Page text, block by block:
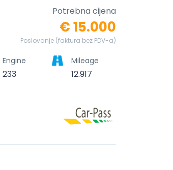
Potrebna cijena
€ 15.000
Poslovanje (faktura bez PDV-a)
Engine
233
Mileage
12.917